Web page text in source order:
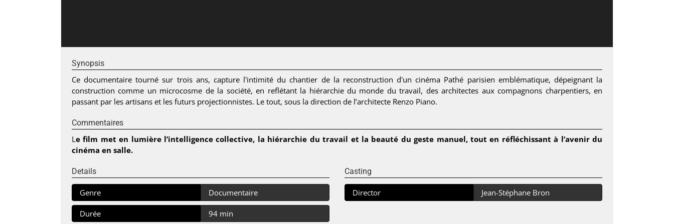
Synopsis
Ce documentaire tourné sur trois ans, capture l'intimité du chantier de la reconstruction d'un cinéma Pathé parisien emblématique, dépeignant la
construction comme un microcosme de la société, en reflétant la hiérarchie du monde du travail, des architectes aux compagnons charpentiers, en
passant par les artisans et les futurs projectionnistes. Le tout, sous la direction de l’architecte Renzo Piano.
Commentaires
Le film met en lumière l’intelligence collective, la hiérarchie du travail et la beauté du geste manuel, tout en réfléchissant à l’avenir du
cinéma en salle.
Details
Genre Documentaire
Durée 94 min
Casting
Director Jean-Stéphane Bron